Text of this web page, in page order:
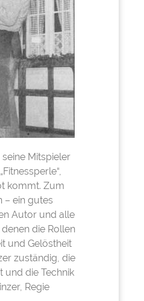
Mitspieler
kommt. Zum
– ein gutes
Autor und alle
die Rollen
und Gelöstheit
zuständig, die
und die Technik
Regie